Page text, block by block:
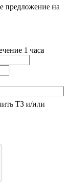
предложение на
1 часа
ТЗ и/или